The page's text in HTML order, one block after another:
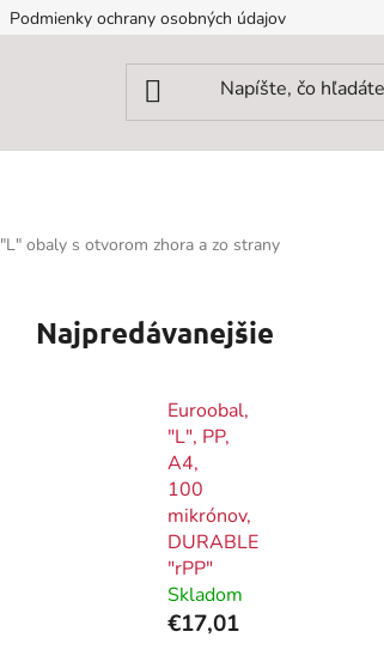
Podmienky ochrany osobných údajov
"L" obaly s otvorom zhora a zo strany
Najpredávanejšie
Euroobal,
"L", PP,
A4,
100
mikrónov,
DURABLE
"rPP"
Skladom
€17,01